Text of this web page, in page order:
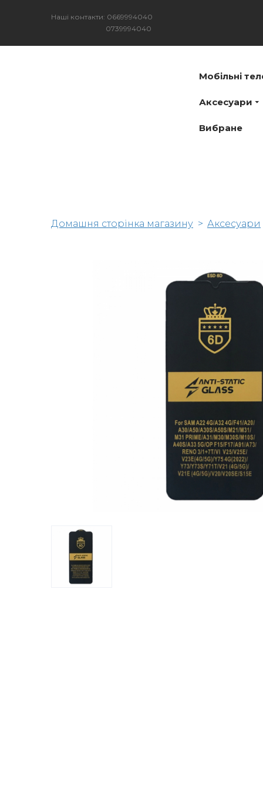
Наші контакти: 0669994040
0739994040
Мобільні
Аксесуари
Вибране
Домашня сторінка магазину Аксесуари